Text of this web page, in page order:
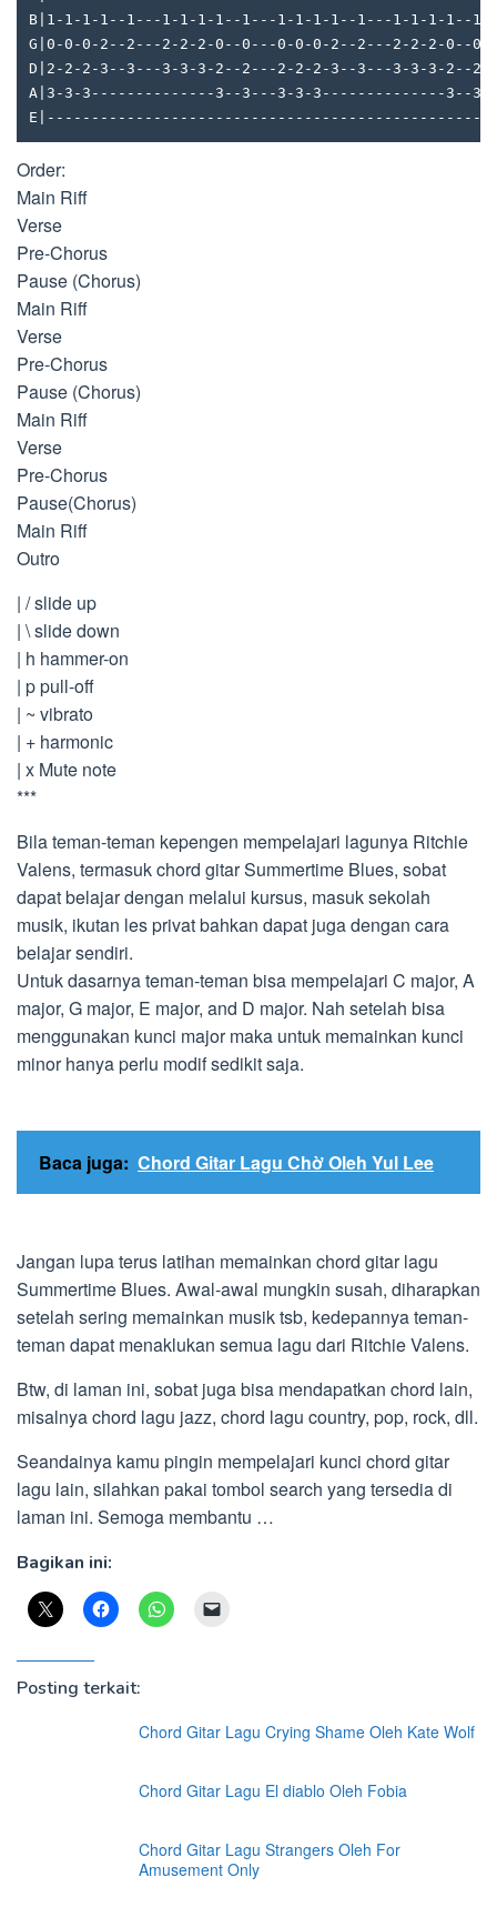
B|1-1-1-1--1---1-1-1-1--1---1-1-1-1--1---1-1-1-1--
G|0-0-0-2--2---2-2-2-0--0---0-0-0-2--2---2-2-2-0--
D|2-2-2-3--3---3-3-3-2--2---2-2-2-3--3---3-3-3-2--
A|3-3-3--------------3--3---3-3-3--------------3--
Order:
Main Riff
Verse
Pre-Chorus
Pause (Chorus)
Main Riff
Verse
Pre-Chorus
Pause (Chorus)
Main Riff
Verse
Pre-Chorus
Pause(Chorus)
Main Riff
Outro
| / slide up
| \ slide down
| h hammer-on
| p pull-off
| ~ vibrato
| + harmonic
| x Mute note
***
Bila teman-teman kepengen mempelajari lagunya Ritchie
Valens, termasuk chord gitar Summertime Blues, sobat
dapat belajar dengan melalui kursus, masuk sekolah
musik, ikutan les privat bahkan dapat juga dengan cara
belajar sendiri.
Untuk dasarnya teman-teman bisa mempelajari C major, A
major, G major, E major, and D major. Nah setelah bisa
menggunakan kunci major maka untuk memainkan kunci
minor hanya perlu modif sedikit saja.
Baca juga: Chord Gitar Lagu Chờ Oleh Yul Lee
Jangan lupa terus latihan memainkan chord gitar lagu
Summertime Blues. Awal-awal mungkin susah, diharapkan
setelah sering memainkan musik tsb, kedepannya teman-
teman dapat menaklukan semua lagu dari Ritchie Valens.
Btw, di laman ini, sobat juga bisa mendapatkan chord lain,
misalnya chord lagu jazz, chord lagu country, pop, rock, dll.
Seandainya kamu pingin mempelajari kunci chord gitar
lagu lain, silahkan pakai tombol search yang tersedia di
laman ini. Semoga membantu …
Bagikan ini:
Posting terkait:
Chord Gitar Lagu Crying Shame Oleh Kate Wolf
Chord Gitar Lagu El diablo Oleh Fobia
Chord Gitar Lagu Strangers Oleh For
Amusement Only